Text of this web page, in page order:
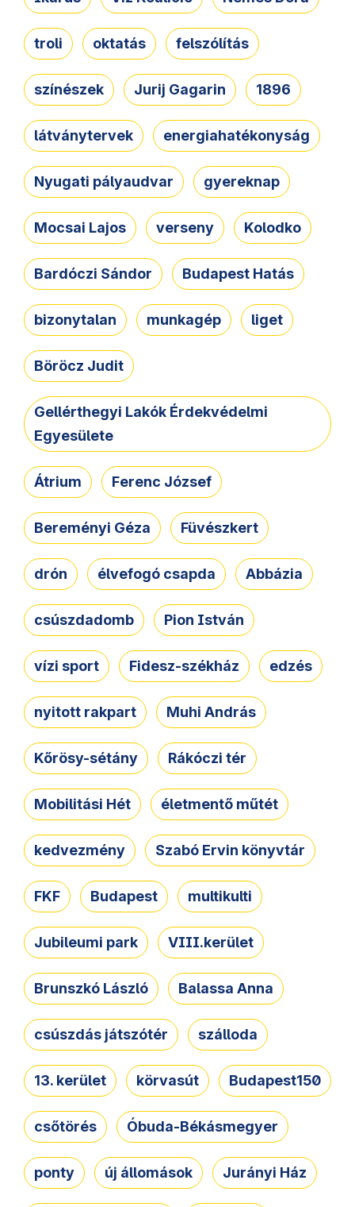
troli oktatás felszólítás
színészek Jurij Gagarin 1896
látványtervek energiahatékonyság
Nyugati pályaudvar gyereknap
Mocsai Lajos verseny Kolodko
Bardóczi Sándor Budapest Hatás
bizonytalan munkagép liget
Böröcz Judit
Gellérthegyi Lakók Érdekvédelmi
Egyesülete
Átrium Ferenc József
Bereményi Géza Füvészkert
drón élvefogó csapda Abbázia
csúszdadomb Pion István
vízi sport Fidesz-székház edzés
nyitott rakpart Muhi András
Kőrösy-sétány Rákóczi tér
Mobilitási Hét életmentő műtét
kedvezmény Szabó Ervin könyvtár
FKF Budapest multikulti
Jubileumi park VIII.kerület
Brunszkó László Balassa Anna
csúszdás játszótér szálloda
13. kerület körvasút Budapest150
csőtörés Óbuda-Békásmegyer
ponty új állomások Jurányi Ház